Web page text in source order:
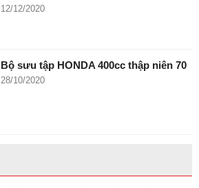
12/12/2020
Bộ sưu tập HONDA 400cc thập niên 70
28/10/2020